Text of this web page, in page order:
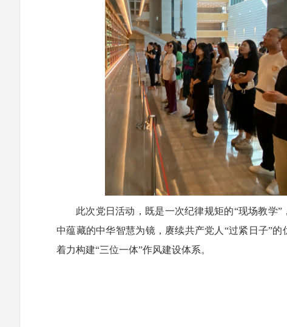
此次党日活动，既是一次纪律规矩的“现场教学
中蕴藏的中华智慧为镜，赓续共产党人“过紧日子”
着力构建“三位一体”作风建设体系。